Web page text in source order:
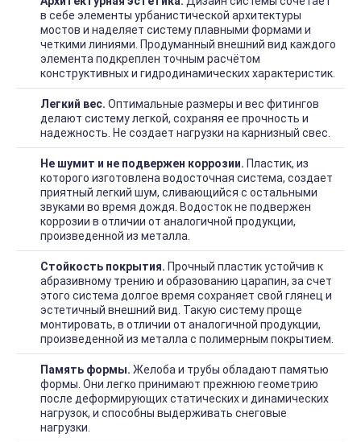
в себе элементы урбанистической архитектуры
мостов и наделяет систему плавными формами и
четкими линиями. Продуманный внешний вид каждого
элемента подкреплен точным расчётом
конструктивных и гидродинамических характеристик.
Легкий вес. Оптимальные размеры и вес фитингов
делают систему легкой, сохраняя ее прочность и
надежность. Не создает нагрузки на карнизный свес.
Не шумит и не подвержен коррозии. Пластик, из
которого изготовлена водосточная система, создает
приятный легкий шум, сливающийся с остальными
звуками во время дождя. Водосток не подвержен
коррозии в отличии от аналогичной продукции,
произведенной из металла.
Стойкость покрытия. Прочный пластик устойчив к
абразивному трению и образованию царапин, за счет
этого система долгое время сохраняет свой глянец и
эстетичный внешний вид. Такую систему проще
монтировать, в отличии от аналогичной продукции,
произведенной из металла с полимерным покрытием.
Память формы. Желоба и трубы обладают памятью
формы. Они легко принимают прежнюю геометрию
после деформирующих статических и динамических
нагрузок, и способны выдерживать снеговые
нагрузки.